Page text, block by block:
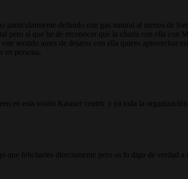
particularmente definido con gas natural al menos de
sí que he de reconocer que la charla con ella con
sentido antes de dejaros con ella quiero aprovechar
en persona.
en esta visión Kastner centric y ya toda la
que felicitarles directamente pero os lo digo de verdad a